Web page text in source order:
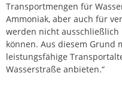
Transportmengen für
Ammoniak, aber auch für
werden nicht
können. Aus diesem Grund
leistungsfähige
Wasserstraße anbieten.“